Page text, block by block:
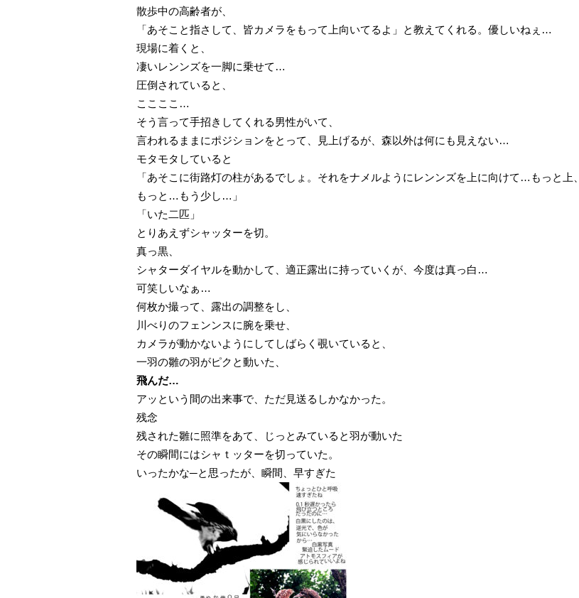
散歩中の高齢者が、
「あそこと指さして、皆カメラをもって上向いてるよ」と教えてくれる。優しいねぇ…
現場に着くと、
凄いレンンズを一脚に乗せて…
圧倒されていると、
ここここ…
そう言って手招きしてくれる男性がいて、
言われるままにポジションをとって、見上げるが、森以外は何にも見えない…
モタモタしていると
「あそこに街路灯の柱があるでしょ。それをナメルようにレンンズを上に向けて…もっと上、
もっと…もう少し…」
「いた二匹」
とりあえずシャッターを切。
真っ黒、
シャターダイヤルを動かして、適正露出に持っていくが、今度は真っ白…
可笑しいなぁ…
何枚か撮って、露出の調整をし、
川べりのフェンンスに腕を乗せ、
カメラが動かないようにしてしばらく覗いていると、
一羽の雛の羽がピクと動いた、
飛んだ…
アッという間の出来事で、ただ見送るしかなかった。
残念
残された雛に照準をあて、じっとみていると羽が動いた
その瞬間にはシャｔッターを切っていた。
いったかな─と思ったが、瞬間、早すぎた